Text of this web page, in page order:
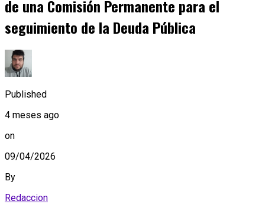
de una Comisión Permanente para el
seguimiento de la Deuda Pública
Published
4 meses ago
on
09/04/2026
By
Redaccion